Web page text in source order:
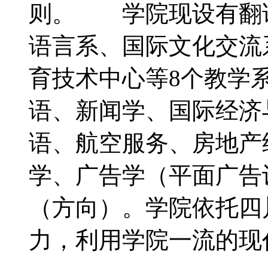
则。 学院现设有翻
语言系、国际文化交
育技术中心等8个教学
语、新闻学、国际经
语、航空服务、房地
学、广告学（平面广
（方向）。学院依托
力，利用学院一流的